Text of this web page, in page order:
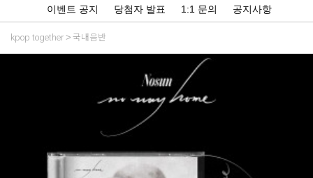
이벤트 공지 당첨자 발표 1:1 문의 공지사항
kpop together 국내음반